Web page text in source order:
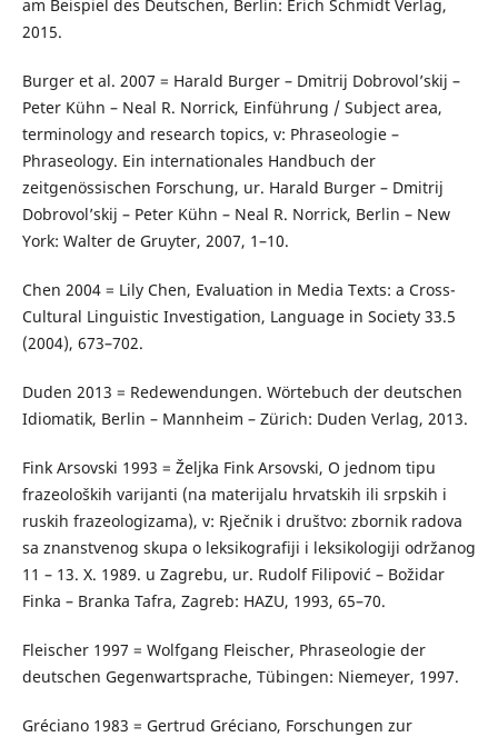
am Beispiel des Deutschen, Berlin: Erich Schmidt Verlag,
2015.
Burger et al. 2007 = Harald Burger – Dmitrij Dobrovol’skij –
Peter Kühn – Neal R. Norrick, Einführung / Subject area,
terminology and research topics, v: Phraseologie –
Phraseology. Ein internationales Handbuch der
zeitgenössischen Forschung, ur. Harald Burger – Dmitrij
Dobrovol’skij – Peter Kühn – Neal R. Norrick, Berlin – New
York: Walter de Gruyter, 2007, 1–10.
Chen 2004 = Lily Chen, Evaluation in Media Texts: a Cross-
Cultural Linguistic Investigation, Language in Society 33.5
(2004), 673–702.
Duden 2013 = Redewendungen. Wörtebuch der deutschen
Idiomatik, Berlin – Mannheim – Zürich: Duden Verlag, 2013.
Fink Arsovski 1993 = Željka Fink Arsovski, O jednom tipu
frazeoloških varijanti (na materijalu hrvatskih ili srpskih i
ruskih frazeologizama), v: Rječnik i društvo: zbornik radova
sa znanstvenog skupa o leksikografiji i leksikologiji održanog
11 – 13. X. 1989. u Zagrebu, ur. Rudolf Filipović – Božidar
Finka – Branka Tafra, Zagreb: HAZU, 1993, 65–70.
Fleischer 1997 = Wolfgang Fleischer, Phraseologie der
deutschen Gegenwartsprache, Tübingen: Niemeyer, 1997.
Gréciano 1983 = Gertrud Gréciano, Forschungen zur